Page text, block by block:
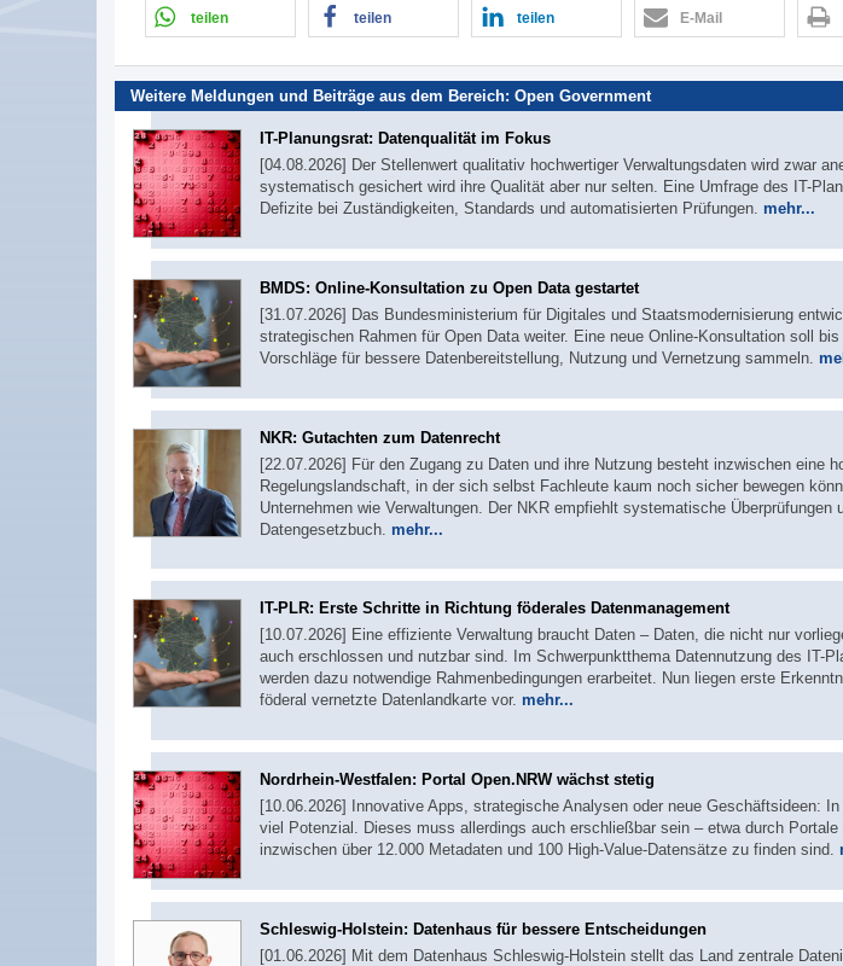
teilen teilen teilen E-Mail
Weitere Meldungen und Beiträge aus dem Bereich: Open Government
IT-Planungsrat: Datenqualität im Fokus
[04.08.2026] Der Stellenwert qualitativ hochwertiger Verwaltungsdaten wird zwar
systematisch gesichert wird ihre Qualität aber nur selten. Eine Umfrage des IT-
Defizite bei Zuständigkeiten, Standards und automatisierten Prüfungen. mehr...
BMDS: Online-Konsultation zu Open Data gestartet
[31.07.2026] Das Bundesministerium für Digitales und Staatsmodernisierung
strategischen Rahmen für Open Data weiter. Eine neue Online-Konsultation soll
Vorschläge für bessere Datenbereitstellung, Nutzung und Vernetzung sammeln.
NKR: Gutachten zum Datenrecht
[22.07.2026] Für den Zugang zu Daten und ihre Nutzung besteht inzwischen eine
Regelungslandschaft, in der sich selbst Fachleute kaum noch sicher bewegen
Unternehmen wie Verwaltungen. Der NKR empfiehlt systematische Überprüfungen
Datengesetzbuch. mehr...
IT-PLR: Erste Schritte in Richtung föderales Datenmanagement
[10.07.2026] Eine effiziente Verwaltung braucht Daten – Daten, die nicht nur
auch erschlossen und nutzbar sind. Im Schwerpunktthema Datennutzung des IT-
werden dazu notwendige Rahmenbedingungen erarbeitet. Nun liegen erste
föderal vernetzte Datenlandkarte vor. mehr...
Nordrhein-Westfalen: Portal Open.NRW wächst stetig
[10.06.2026] Innovative Apps, strategische Analysen oder neue Geschäftsideen:
viel Potenzial. Dieses muss allerdings auch erschließbar sein – etwa durch Portale
inzwischen über 12.000 Metadaten und 100 High-Value-Datensätze zu finden sind.
Schleswig-Holstein: Datenhaus für bessere Entscheidungen
[01.06.2026] Mit dem Datenhaus Schleswig-Holstein stellt das Land zentrale